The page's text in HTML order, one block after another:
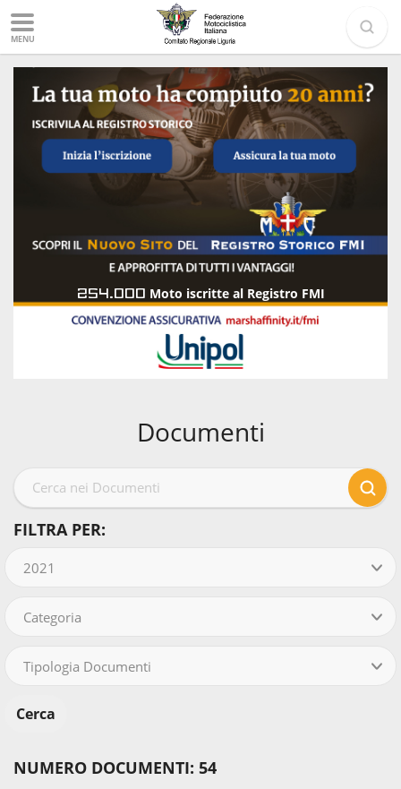
MENU
254.000 Moto iscritte al Registro FMI
Documenti
FILTRA PER:
2021
Categoria
Tipologia Documenti
NUMERO DOCUMENTI: 54